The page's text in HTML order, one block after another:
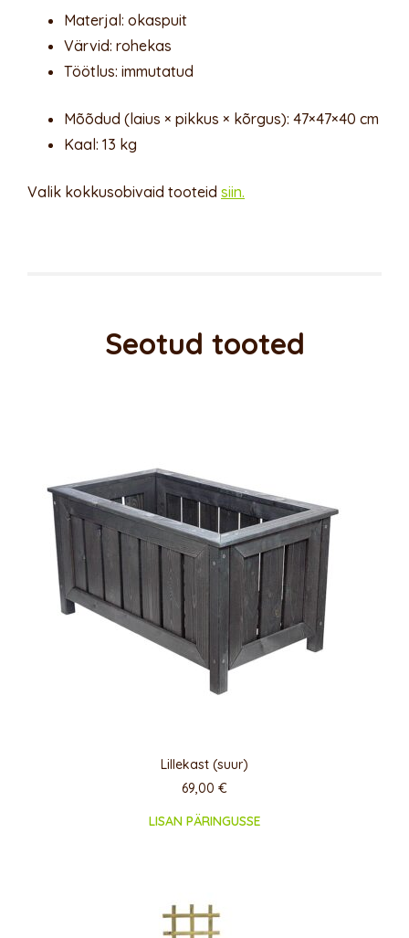
Materjal: okaspuit
Värvid: rohekas
Töötlus: immutatud
Mõõdud (laius × pikkus × kõrgus): 47×47×40 cm
Kaal: 13 kg
Valik kokkusobivaid tooteid siin.
Seotud tooted
Lillekast (suur)
69,00 €
LISAN PÄRINGUSSE